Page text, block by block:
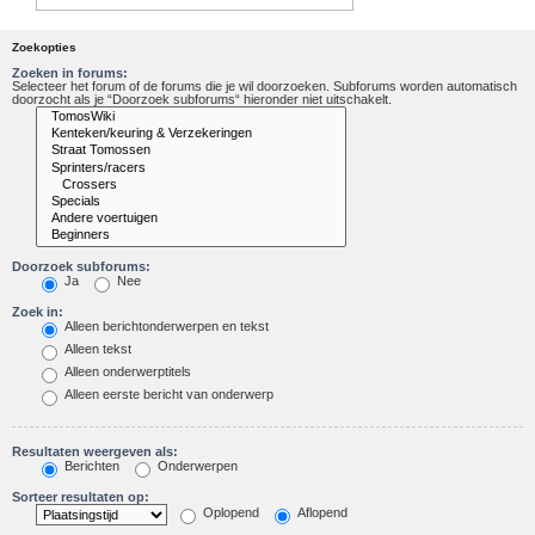
Zoekopties
Zoeken in forums:
Selecteer het forum of de forums die je wil doorzoeken. Subforums worden automatisch
doorzocht als je “Doorzoek subforums“ hieronder niet uitschakelt.
Doorzoek subforums:
Ja
Nee
Zoek in:
Alleen berichtonderwerpen en tekst
Alleen tekst
Alleen onderwerptitels
Alleen eerste bericht van onderwerp
Resultaten weergeven als:
Berichten
Onderwerpen
Sorteer resultaten op:
Oplopend
Aflopend